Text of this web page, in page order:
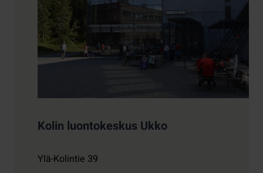
Kolin luontokeskus Ukko
Ylä-Kolintie 39